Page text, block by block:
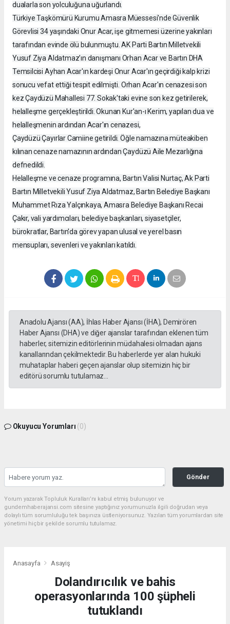
dualarla son yolculuğuna uğurlandı.
Türkiye Taşkömürü Kurumu Amasra Müessesi'nde Güvenlik
Görevlisi 34 yaşındaki Onur Acar, işe gitmemesi üzerine yakınları
tarafından evinde ölü bulunmuştu. AK Parti Bartın Milletvekili
Yusuf Ziya Aldatmaz’ın danışmanı Orhan Acar ve Bartın DHA
Temsilcisi Ayhan Acar'ın kardeşi Onur Acar'ın geçirdiği kalp krizi
sonucu vefat ettiği tespit edilmişti. Orhan Acar'ın cenazesi son
kez Çaydüzü Mahallesi 77. Sokak'taki evine son kez getirilerek,
helalleşme gerçekleştirildi. Okunan Kur'an-ı Kerim, yapılan dua ve
helalleşmenin ardından Acar'ın cenazesi,
Çaydüzü Çayırlar Camiine getirildi. Öğle namazına müteakiben
kılınan cenaze namazının ardından Çaydüzü Aile Mezarlığına
defnedildi.
Helalleşme ve cenaze programına, Bartın Valisi Nurtaç, Ak Parti
Bartın Milletvekili Yusuf Ziya Aldatmaz, Bartın Belediye Başkanı
Muhammet Rıza Yalçınkaya, Amasra Belediye Başkanı Recai
Çakır, vali yardımcıları, belediye başkanları, siyasetçiler,
bürokratlar, Bartın'da görev yapan ulusal ve yerel basın
mensupları, sevenleri ve yakınları katıldı.
Anadolu Ajansı (AA), İhlas Haber Ajansı (İHA), Demirören
Haber Ajansı (DHA) ve diğer ajanslar tarafından eklenen tüm
haberler, sitemizin editörlerinin müdahalesi olmadan ajans
kanallarından çekilmektedir. Bu haberlerde yer alan hukuki
muhataplar haberi geçen ajanslar olup sitemizin hiç bir
editörü sorumlu tutulamaz...
Okuyucu Yorumları (0)
Gönder
Yorum yazarak Topluluk Kuralları’nı kabul etmiş bulunuyor ve
gundemhaberajansi.com sitesine yaptığınız yorumunuzla ilgili doğrudan veya
dolaylı tüm sorumluluğu tek başınıza üstleniyorsunuz. Yazılan tüm yorumlardan site
yönetimi hiçbir şekilde sorumlu tutulamaz.
Anasayfa Asayiş
Dolandırıcılık ve bahis
operasyonlarında 100 şüpheli
tutuklandı